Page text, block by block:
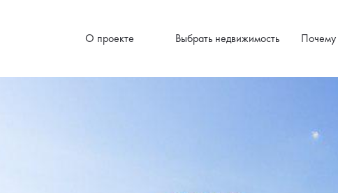
О проекте Выбрать недвижимость Почему